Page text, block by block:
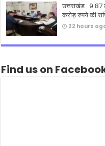
उत्तराखंड : 9.87
करोड़ रुपये की
22 hours
Find us on